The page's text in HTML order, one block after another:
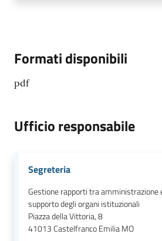
Formati disponibili
pdf
Ufficio responsabile
Segreteria
Gestione rapporti tra amministrazione
supporto degli organi istituzionali
Piazza della Vittoria, 8
41013Castelfranco Emilia MO